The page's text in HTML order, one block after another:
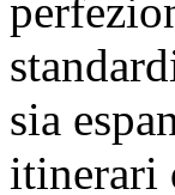
sia
itinerari